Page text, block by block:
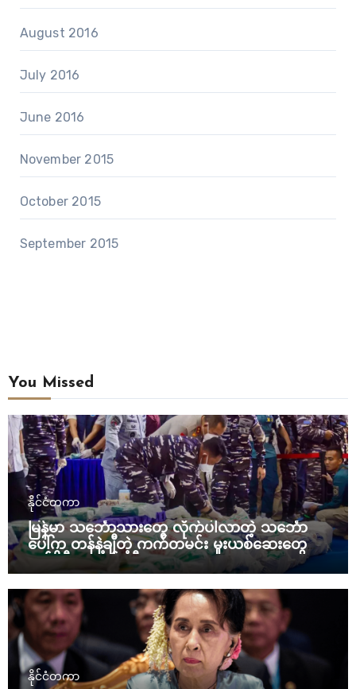
August 2016
July 2016
June 2016
November 2015
October 2015
September 2015
You Missed
နိုင်ငံတကာ
မြန်မာ သင်္ဘောသားတွေ လိုက်ပါလာတဲ့ သင်္ဘော
ပေါ်က တန်နဲ့ချီတဲ့ ကက်တမင်း မူးယစ်ဆေးတွေကို
အင်ဒိုနီးရှား ဖမ်းဆီး
နိုင်ငံတကာ